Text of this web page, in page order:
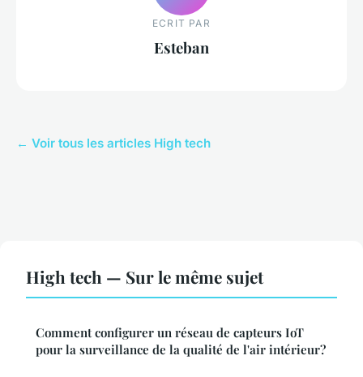
ECRIT PAR
Esteban
← Voir tous les articles High tech
High tech — Sur le même sujet
Comment configurer un réseau de capteurs IoT
pour la surveillance de la qualité de l'air intérieur?